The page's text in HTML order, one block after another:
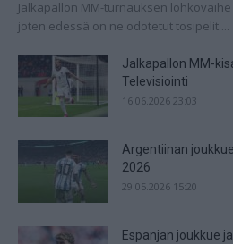
Jalkapallon MM-turnauksen
joten edessä on ne odotetut tosipelit....
Jalkapallon MM-
Televisiointi
16.06.2026 23:03
Argentiinan
2026
29.05.2026 15:20
Espanjan joukkue